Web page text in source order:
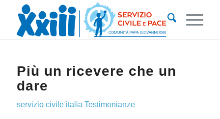
Più un ricevere che un
dare
servizio civile italia Testimonianze